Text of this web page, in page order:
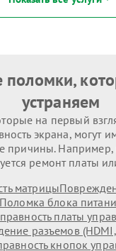
поломки,
устраняем
на первый
экрана, могут
причины.
ремонт платы
матрицы
Поломка блока
платы
разъемов (HDMI,
кнопок